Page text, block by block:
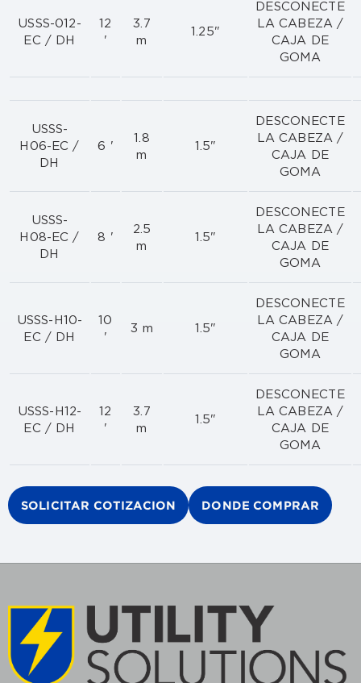
USSS-012-
EC / DH
12
'
3.7
m
1.25"
DESCONECTE
LA CABEZA /
CAJA DE
GOMA
USSS-
H06-EC /
DH
6 '
1.8
m
1.5"
DESCONECTE
LA CABEZA /
CAJA DE
GOMA
USSS-
H08-EC /
DH
8 '
2.5
m
1.5"
DESCONECTE
LA CABEZA /
CAJA DE
GOMA
USSS-H10-
EC / DH
10
'
3 m 1.5"
DESCONECTE
LA CABEZA /
CAJA DE
GOMA
USSS-H12-
EC / DH
12
'
3.7
m
1.5"
DESCONECTE
LA CABEZA /
CAJA DE
GOMA
SOLICITAR COTIZACION DONDE COMPRAR